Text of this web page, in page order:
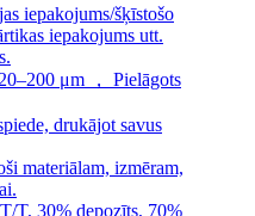
iepakojums/šķīstošo
iepakojums utt.
μm ， Pielāgots
drukājot savus
materiālam, izmēram,
T, 30% depozīts, 70%